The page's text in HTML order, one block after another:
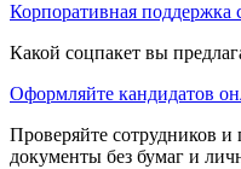
Корпоративная поддержка
Какой соцпакет вы
Оформляйте кандидатов
Проверяйте сотрудников
документы без бумаг и